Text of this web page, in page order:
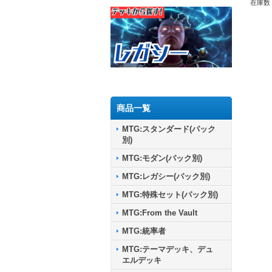
商品一覧
MTG:スタンダード(パック
別)
MTG:モダン(パック別)
MTG:レガシー(パック別)
MTG:特殊セット(パック別)
MTG:From the Vault
MTG:統率者
MTG:テーマデッキ、デュ
エルデッキ
在庫数